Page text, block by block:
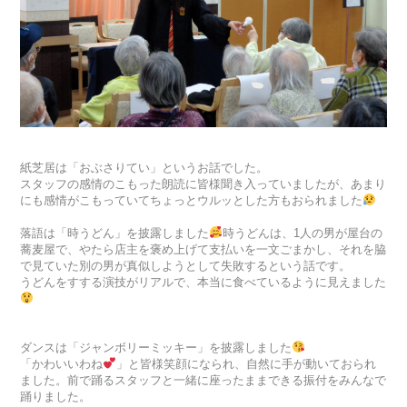
紙芝居は「おぶさりてい」というお話でした。
スタッフの感情のこもった朗読に皆様聞き入っていましたが、あまり
にも感情がこもっていてちょっとウルッとした方もおられました
落語は「時うどん」を披露しました
時うどんは、1人の男が屋台の
蕎麦屋で、やたら店主を褒め上げて支払いを一文ごまかし、それを脇
で見ていた別の男が真似しようとして失敗するという話です。
うどんをすする演技がリアルで、本当に食べているように見えました
ダンスは「ジャンボリーミッキー」を披露しました
「かわいいわね
」と皆様笑顔になられ、自然に手が動いておられ
ました。前で踊るスタッフと一緒に座ったままできる振付をみんなで
踊りました。